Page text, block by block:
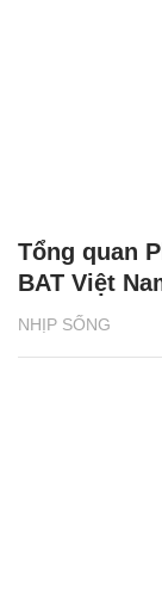
NHỊP SỐNG
Tổng quan
BAT Việt